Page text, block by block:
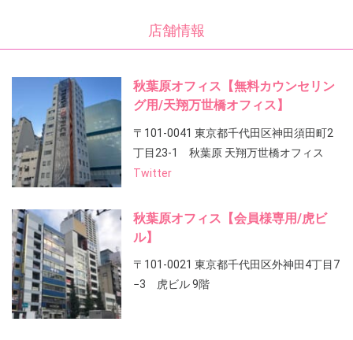
店舗情報
秋葉原オフィス【無料カウンセリン
グ用/天翔万世橋オフィス】
〒101-0041 東京都千代田区神田須田町2
丁目23-1 秋葉原 天翔万世橋オフィス
Twitter
秋葉原オフィス【会員様専用/虎ビ
ル】
〒101-0021 東京都千代田区外神田4丁目7
−3 虎ビル 9階